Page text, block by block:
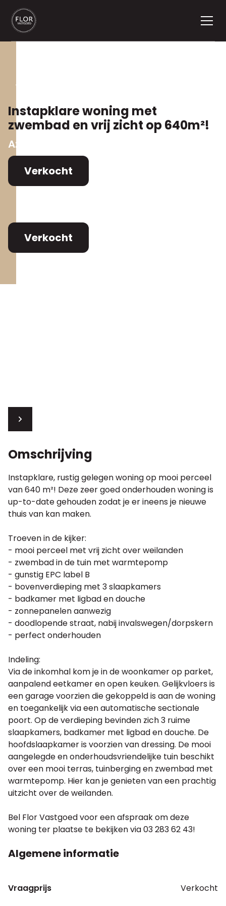
Instapklare woning met
zwembad en vrij zicht op 640m²!
Azalealaan 43
Verkocht
Verkocht
Omschrijving
Instapklare, rustig gelegen woning op mooi perceel
van 640 m²! Deze zeer goed onderhouden woning is
up-to-date gehouden zodat je er ineens je nieuwe
thuis van kan maken.
Troeven in de kijker:
- mooi perceel met vrij zicht over weilanden
- zwembad in de tuin met warmtepomp
- gunstig EPC label B
- bovenverdieping met 3 slaapkamers
- badkamer met ligbad en douche
- zonnepanelen aanwezig
- doodlopende straat, nabij invalswegen/dorpskern
- perfect onderhouden
Indeling:
Via de inkomhal kom je in de woonkamer op parket,
aanpalend eetkamer en open keuken. Gelijkvloers is
een garage voorzien die gekoppeld is aan de woning
en toegankelijk via een automatische sectionale
poort. Op de verdieping bevinden zich 3 ruime
slaapkamers, badkamer met ligbad en douche. De
hoofdslaapkamer is voorzien van dressing. De mooi
aangelegde en onderhoudsvriendelijke tuin beschikt
over een mooi terras, tuinberging en zwembad met
warmtepomp. Hier kan je genieten van een prachtig
uitzicht over de weilanden.
Bel Flor Vastgoed voor een afspraak om deze
woning ter plaatse te bekijken via 03 283 62 43!
Algemene informatie
Vraagprijs Verkocht